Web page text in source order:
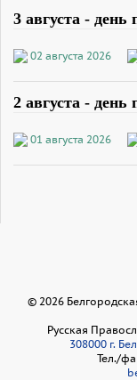
3 августа -
02 августа 2026
2 августа -
01 августа 2026
© 2026
Русская
308000 г.
Тел./